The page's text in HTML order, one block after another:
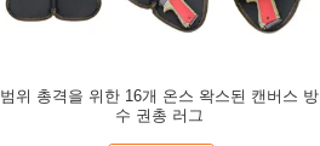
범위 총격을 위한 16개 온스 왁스된 캔버스 방
수 권총 러그